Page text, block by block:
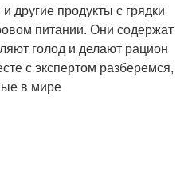
другие продукты с грядки
питании. Они содержат
голод и делают рацион
с экспертом разберемся,
в мире